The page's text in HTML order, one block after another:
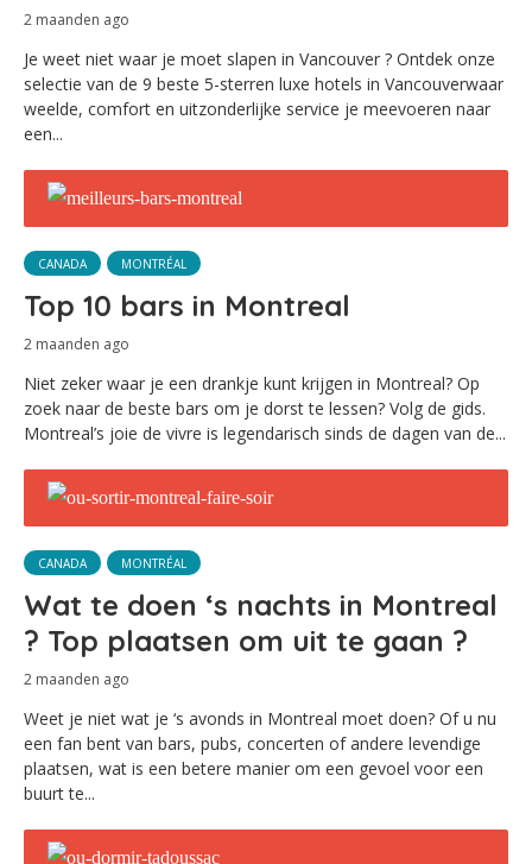
2 maanden ago
Je weet niet waar je moet slapen in Vancouver ? Ontdek onze
selectie van de 9 beste 5-sterren luxe hotels in Vancouverwaar
weelde, comfort en uitzonderlijke service je meevoeren naar
een...
CANADA MONTRÉAL
Top 10 bars in Montreal
2 maanden ago
Niet zeker waar je een drankje kunt krijgen in Montreal? Op
zoek naar de beste bars om je dorst te lessen? Volg de gids.
Montreal’s joie de vivre is legendarisch sinds de dagen van de...
CANADA MONTRÉAL
Wat te doen ‘s nachts in Montreal
? Top plaatsen om uit te gaan ?
2 maanden ago
Weet je niet wat je ‘s avonds in Montreal moet doen? Of u nu
een fan bent van bars, pubs, concerten of andere levendige
plaatsen, wat is een betere manier om een gevoel voor een
buurt te...